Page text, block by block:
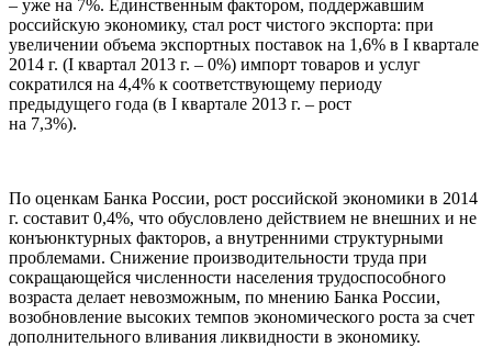
– уже на 7%. Единственным фактором, поддержавшим
российскую экономику, стал рост чистого экспорта: при
увеличении объема экспортных поставок на 1,6% в I квартале
2014 г. (I квартал 2013 г. – 0%) импорт товаров и услуг
сократился на 4,4% к соответствующему периоду
предыдущего года (в I квартале 2013 г. – рост
на 7,3%).
По оценкам Банка России, рост российской экономики в 2014
г. составит 0,4%, что обусловлено действием не внешних и не
конъюнктурных факторов, а внутренними структурными
проблемами. Снижение производительности труда при
сокращающейся численности населения трудоспособного
возраста делает невозможным, по мнению Банка России,
возобновление высоких темпов экономического роста за счет
дополнительного вливания ликвидности в экономику.